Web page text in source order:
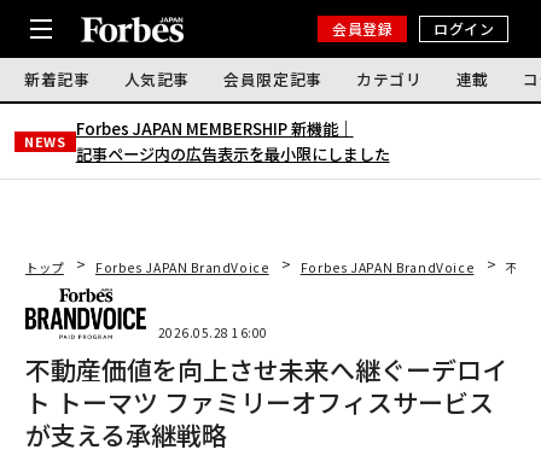
会員登録 ログイン
新着記事 人気記事 会員限定記事 カテゴリ 連載
NEWS
Forbes JAPAN MEMBERSHIP 新機能｜
記事ページ内の広告表示を最小限にしました
トップ Forbes JAPAN BrandVoice Forbes JAPAN BrandVoice 不動
2026.05.28 16:00
不動産価値を向上させ未来へ継ぐーデロイ
ト トーマツ ファミリーオフィスサービス
が支える承継戦略